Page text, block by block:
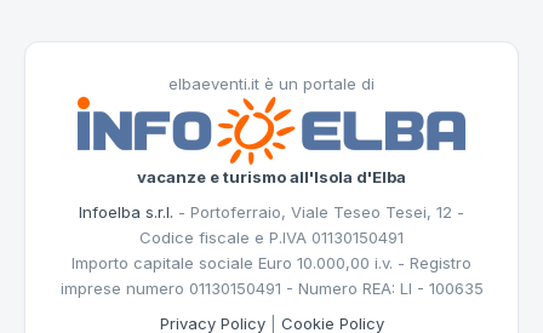
elbaeventi.it è un portale di
vacanze e turismo all'Isola d'Elba
Infoelba s.r.l. - Portoferraio, Viale Teseo Tesei, 12 -
Codice fiscale e P.IVA 01130150491
Importo capitale sociale Euro 10.000,00 i.v. - Registro
imprese numero 01130150491 - Numero REA: LI - 100635
Privacy Policy| Cookie Policy